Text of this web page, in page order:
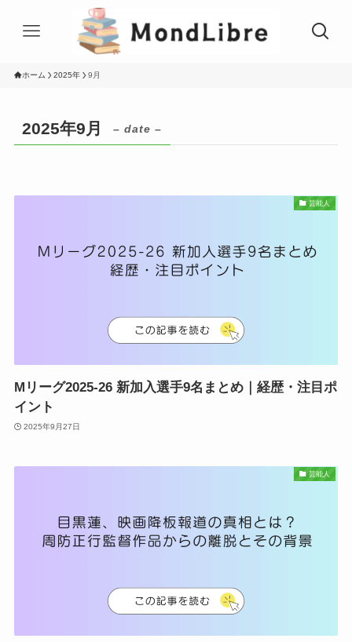
ホーム 2025年 9月
2025年9月 – date –
芸能人
Mリーグ2025-26 新加入選手9名まとめ｜経歴・注目ポ
イント
2025年9月27日
芸能人